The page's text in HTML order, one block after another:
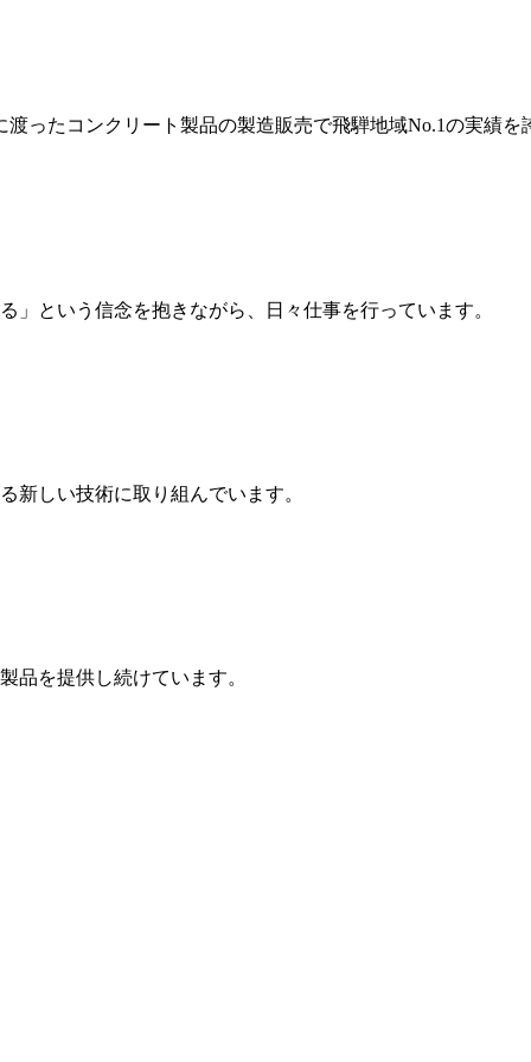
ったコンクリート製品の製造販売で飛騨地域No.1の実績を
という信念を抱きながら、日々仕事を行っています。
新しい技術に取り組んでいます。
品を提供し続けています。